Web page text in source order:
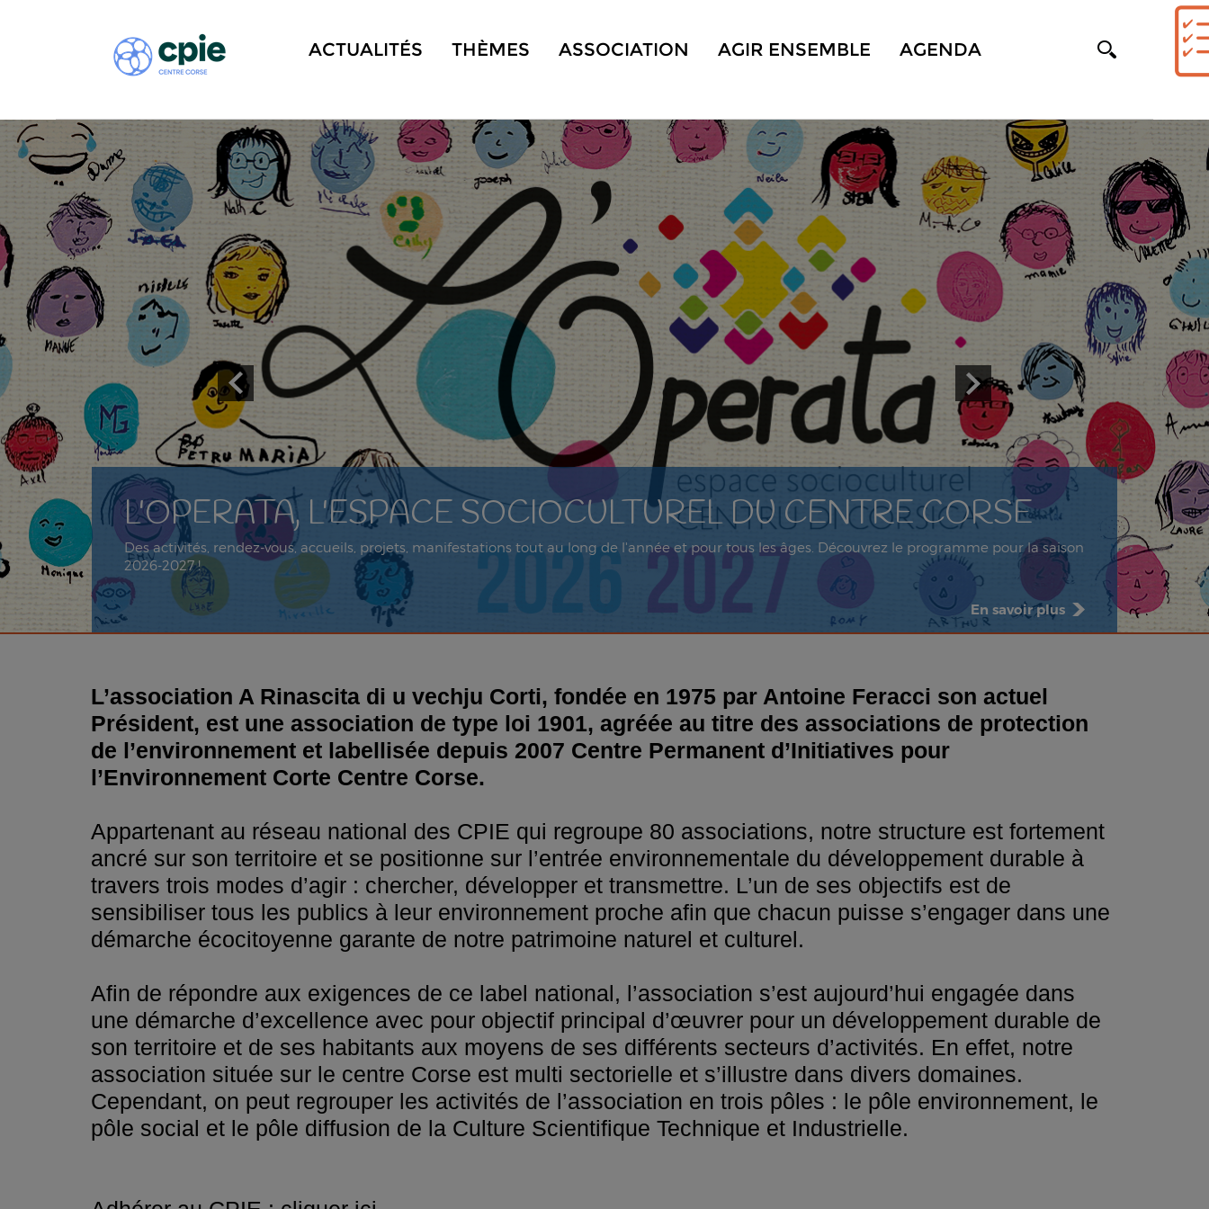
ACTUALITÉS THÈMES ASSOCIATION AGIR ENSEMBLE AGENDA
L'OPERATA, L'ESPACE SOCIOCULTUREL DU CENTRE CORSE
Des activités, rendez-vous, accueils, projets, manifestations tout au long de l'année et pour tous les âges. Découvrez le programme pour la saison
2026-2027 !
En savoir plus
L’association A Rinascita di u vechju Corti, fondée en 1975 par Antoine Feracci son actuel
Président, est une association de type loi 1901, agréée au titre des associations de protection
de l’environnement et labellisée depuis 2007 Centre Permanent d’Initiatives pour
l’Environnement Corte Centre Corse.
Appartenant au réseau national des CPIE qui regroupe 80 associations, notre structure est fortement
ancré sur son territoire et se positionne sur l’entrée environnementale du développement durable à
travers trois modes d’agir : chercher, développer et transmettre. L’un de ses objectifs est de
sensibiliser tous les publics à leur environnement proche afin que chacun puisse s’engager dans une
démarche écocitoyenne garante de notre patrimoine naturel et culturel.
Afin de répondre aux exigences de ce label national, l’association s’est aujourd’hui engagée dans
une démarche d’excellence avec pour objectif principal d’œuvrer pour un développement durable de
son territoire et de ses habitants aux moyens de ses différents secteurs d’activités. En effet, notre
association située sur le centre Corse est multi sectorielle et s’illustre dans divers domaines.
Cependant, on peut regrouper les activités de l’association en trois pôles : le pôle environnement, le
pôle social et le pôle diffusion de la Culture Scientifique Technique et Industrielle.